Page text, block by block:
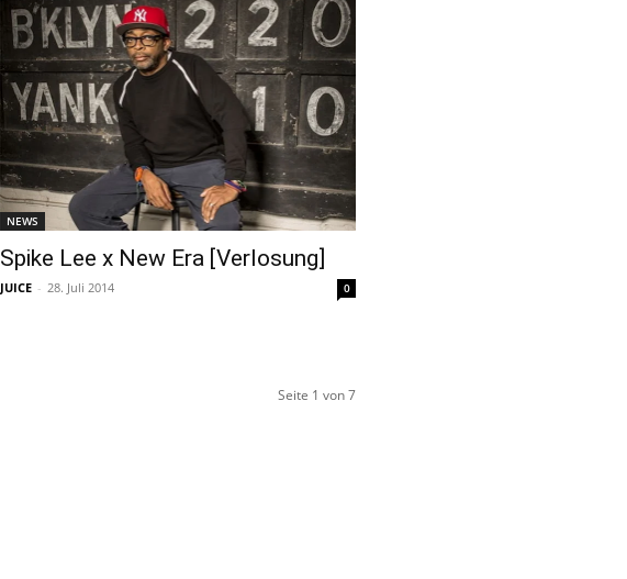
NEWS
Spike Lee x New Era [Verlosung]
JUICE - 28. Juli 2014 0
Seite 1 von 7